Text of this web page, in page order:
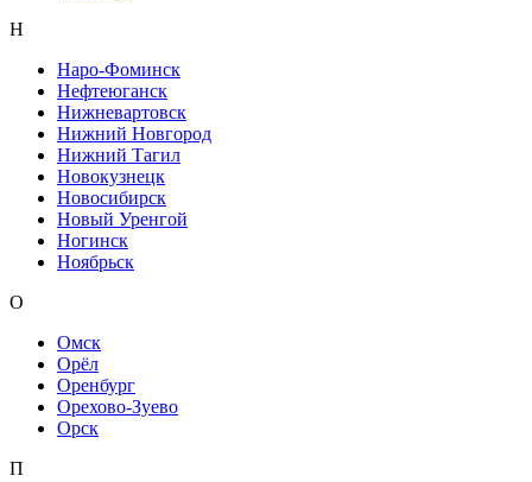
Н
Наро-Фоминск
Нефтеюганск
Нижневартовск
Нижний Новгород
Нижний Тагил
Новокузнецк
Новосибирск
Новый Уренгой
Ногинск
Ноябрьск
О
Омск
Орёл
Оренбург
Орехово-Зуево
Орск
П